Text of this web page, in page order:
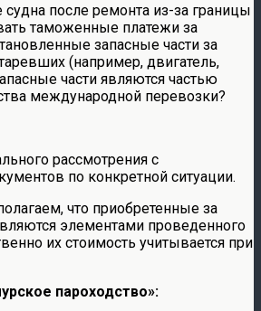
после ремонта из-за границы
таможенные платежи за
запасные части за
(например, двигатель,
части являются частью
международной перевозки?
рассмотрения с
по конкретной ситуации.
что приобретенные за
элементами проведенного
их стоимость учитывается при
пароходство»: